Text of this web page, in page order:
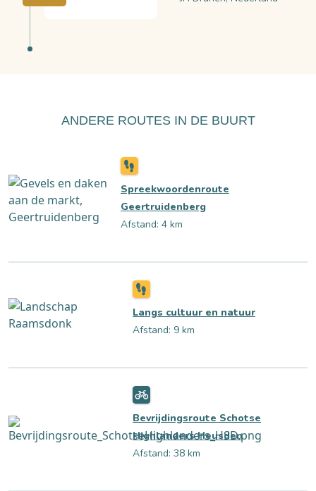
ANDERE ROUTES IN DE BUURT
Spreekwoordenroute
Geertruidenberg
Afstand: 4 km
Langs cultuur en natuur
Afstand: 9 km
Bevrijdingsroute Schotse
Highlanders Heusden
Afstand: 38 km